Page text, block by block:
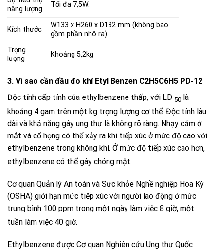
năng lượng
Tối đa 7,5W.
Kích thước
W133 x H260 x D132 mm (không bao
gồm phần nhô ra)
Trọng
lượng
Khoảng 5,2kg
3. Vì sao cần đầu đo khí Etyl Benzen C2H5C6H5 PD-12
Độc tính cấp tính của ethylbenzene thấp, với LD 50 là
khoảng 4 gam trên một kg trọng lượng cơ thể. Độc tính lâu
dài và khả năng gây ung thư là không rõ ràng. Nhạy cảm ở
mắt và cổ họng có thể xảy ra khi tiếp xúc ở mức độ cao với
ethylbenzene trong không khí. Ở mức độ tiếp xúc cao hơn,
ethylbenzene có thể gây chóng mặt.
Cơ quan Quản lý An toàn và Sức khỏe Nghề nghiệp Hoa Kỳ
(OSHA) giới hạn mức tiếp xúc với người lao động ở mức
trung bình 100 ppm trong một ngày làm việc 8 giờ, một
tuần làm việc 40 giờ.
Ethylbenzene được Cơ quan Nghiên cứu Ung thư Quốc